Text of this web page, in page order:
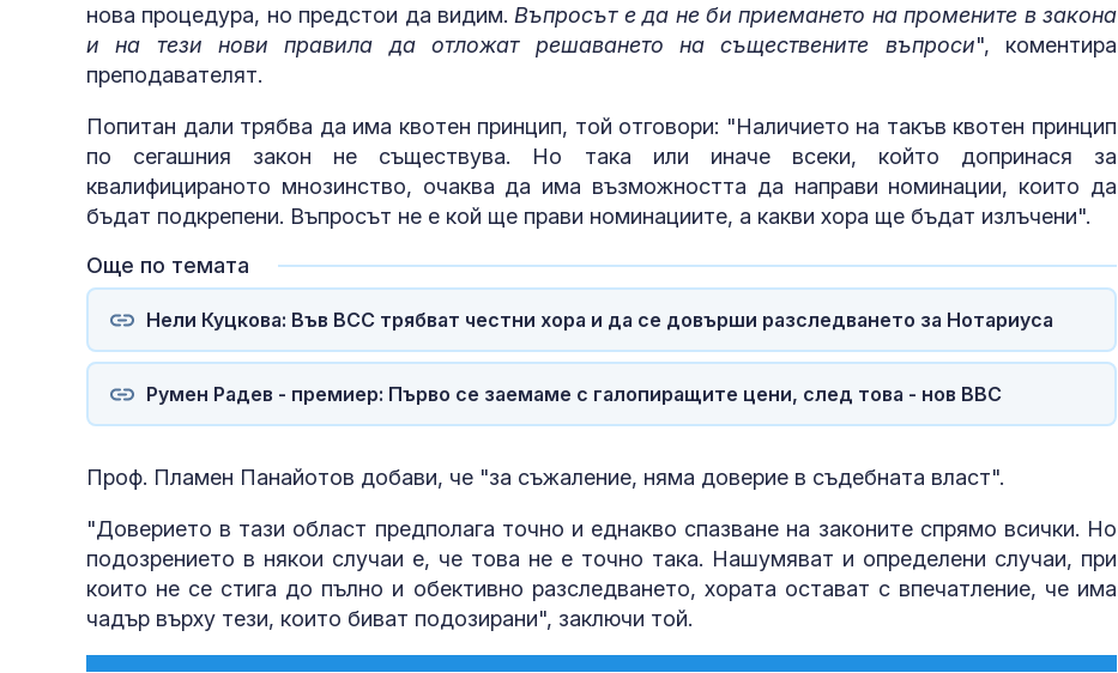
нова процедура, но предстои да видим. Въпросът е да не би приемането на промените в закона
и на тези нови правила да отложат решаването на съществените въпроси", коментира
преподавателят.
Попитан дали трябва да има квотен принцип, той отговори: "Наличието на такъв квотен принцип
по сегашния закон не съществува. Но така или иначе всеки, който допринася за
квалифицираното мнозинство, очаква да има възможността да направи номинации, които да
бъдат подкрепени. Въпросът не е кой ще прави номинациите, а какви хора ще бъдат излъчени".
Още по темата
Нели Куцкова: Във ВСС трябват честни хора и да се довърши разследването за Нотариуса
Румен Радев - премиер: Първо се заемаме с галопиращите цени, след това - нов ВВС
Проф. Пламен Панайотов добави, че "за съжаление, няма доверие в съдебната власт".
"Доверието в тази област предполага точно и еднакво спазване на законите спрямо всички. Но
подозрението в някои случаи е, че това не е точно така. Нашумяват и определени случаи, при
които не се стига до пълно и обективно разследването, хората остават с впечатление, че има
чадър върху тези, които биват подозирани", заключи той.